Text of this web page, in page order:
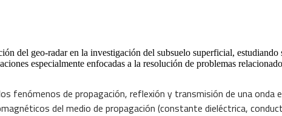
del geo-radar en la investigación del subsuelo superficial, estudiando
especialmente enfocadas a la resolución de problemas
fenómenos de propagación, reflexión y transmisión de una onda
del medio de propagación (constante dieléctrica,